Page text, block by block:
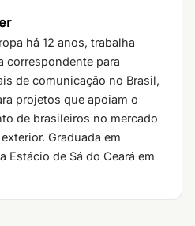
há 12 anos, trabalha
correspondente para
de comunicação no Brasil,
projetos que apoiam o
de brasileiros no mercado
Graduada em
Estácio de Sá do Ceará em